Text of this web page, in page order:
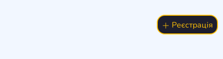
Реєстрація